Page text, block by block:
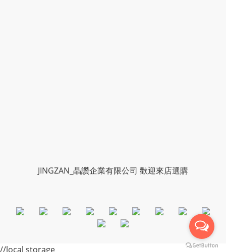
JINGZAN_晶讚企業有限公司 歡迎來店選購
//local storage